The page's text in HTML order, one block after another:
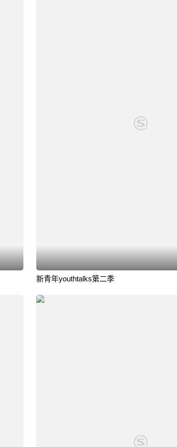
新青年youthtalks第二季